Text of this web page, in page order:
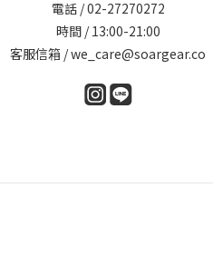
電話 / 02-27270272
時間 / 13:00-21:00
客服信箱 / we_care@soargear.co